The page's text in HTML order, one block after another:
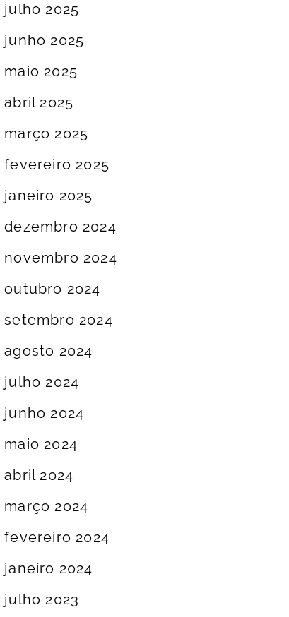
julho 2025
junho 2025
maio 2025
abril 2025
março 2025
fevereiro 2025
janeiro 2025
dezembro 2024
novembro 2024
outubro 2024
setembro 2024
agosto 2024
julho 2024
junho 2024
maio 2024
abril 2024
março 2024
fevereiro 2024
janeiro 2024
julho 2023